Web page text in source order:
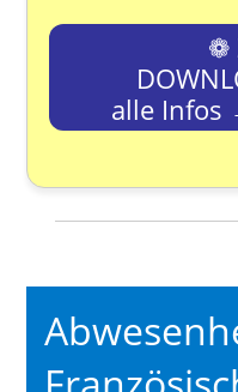
❁
alle Infos